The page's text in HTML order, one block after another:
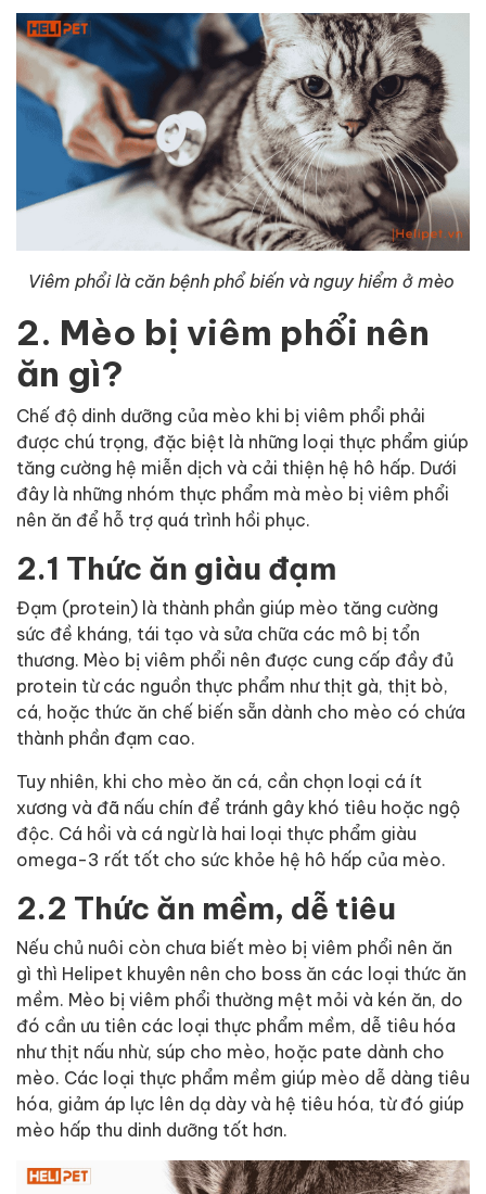
Viêm phổi là căn bệnh phổ biến và nguy hiểm ở mèo
2. Mèo bị viêm phổi nên
ăn gì?
Chế độ dinh dưỡng của mèo khi bị viêm phổi phải
được chú trọng, đặc biệt là những loại thực phẩm giúp
tăng cường hệ miễn dịch và cải thiện hệ hô hấp. Dưới
đây là những nhóm thực phẩm mà mèo bị viêm phổi
nên ăn để hỗ trợ quá trình hồi phục.
2.1 Thức ăn giàu đạm
Đạm (protein) là thành phần giúp mèo tăng cường
sức đề kháng, tái tạo và sửa chữa các mô bị tổn
thương. Mèo bị viêm phổi nên được cung cấp đầy đủ
protein từ các nguồn thực phẩm như thịt gà, thịt bò,
cá, hoặc thức ăn chế biến sẵn dành cho mèo có chứa
thành phần đạm cao.
Tuy nhiên, khi cho mèo ăn cá, cần chọn loại cá ít
xương và đã nấu chín để tránh gây khó tiêu hoặc ngộ
độc. Cá hồi và cá ngừ là hai loại thực phẩm giàu
omega-3 rất tốt cho sức khỏe hệ hô hấp của mèo.
2.2 Thức ăn mềm, dễ tiêu
Nếu chủ nuôi còn chưa biết mèo bị viêm phổi nên ăn
gì thì Helipet khuyên nên cho boss ăn các loại thức ăn
mềm. Mèo bị viêm phổi thường mệt mỏi và kén ăn, do
đó cần ưu tiên các loại thực phẩm mềm, dễ tiêu hóa
như thịt nấu nhừ, súp cho mèo, hoặc pate dành cho
mèo. Các loại thực phẩm mềm giúp mèo dễ dàng tiêu
hóa, giảm áp lực lên dạ dày và hệ tiêu hóa, từ đó giúp
mèo hấp thu dinh dưỡng tốt hơn.